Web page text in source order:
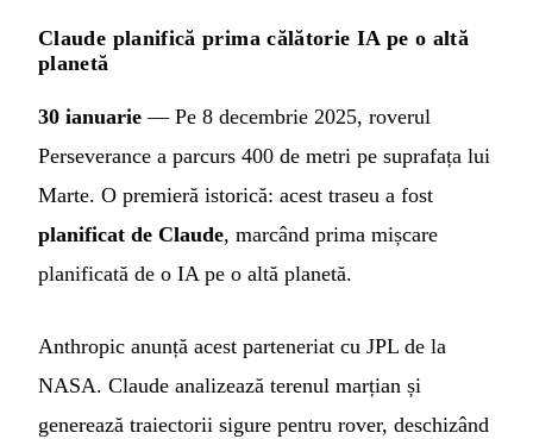
Claude planifică prima călătorie IA pe o altă
planetă
30 ianuarie — Pe 8 decembrie 2025, roverul
Perseverance a parcurs 400 de metri pe suprafața lui
Marte. O premieră istorică: acest traseu a fost
planificat de Claude, marcând prima mișcare
planificată de o IA pe o altă planetă.
Anthropic anunță acest parteneriat cu JPL de la
NASA. Claude analizează terenul marțian și
generează traiectorii sigure pentru rover, deschizând